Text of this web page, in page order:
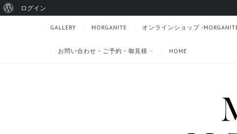
GALLERY MORGANITE オンラインショップ -
お問い合わせ・ご予約・御見積 HOME
WordPress
ログイン